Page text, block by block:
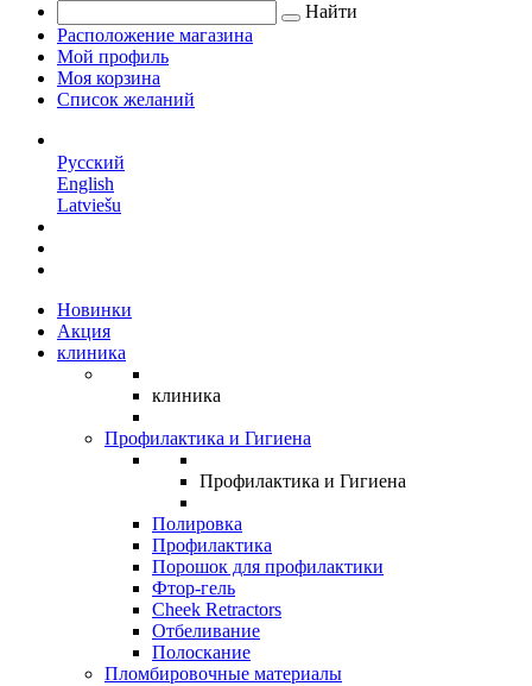
Найти
Расположение магазина
Мой профиль
Моя корзина
Список желаний
Русский
English
Latviešu
Новинки
Акция
клиника
клиника
Профилактика и Гигиена
Профилактика и Гигиена
Полировка
Профилактика
Порошок для профилактики
Фтор-гель
Cheek Retractors
Отбеливание
Полоскание
Пломбировочные материалы